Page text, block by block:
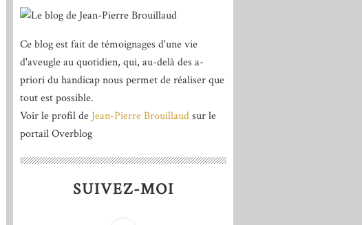
Ce blog est fait de témoignages d'une vie
d'aveugle au quotidien, qui, au-delà des a-
priori du handicap nous permet de réaliser que
tout est possible.
Voir le profil de Jean-Pierre Brouillaudsur le
portail Overblog
SUIVEZ-MOI